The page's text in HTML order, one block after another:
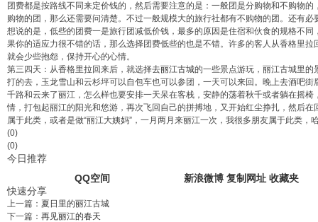
团费都是按路线不同来定价钱的，然后需要注意的是：一般团是分购物和不购物
购物的团，那么还需要问清楚。不过一般规模大的旅行社都有不购物的团。还有
想说的是，低些的团费一是旅行团减低价钱，最多的原因是住宿和伙食的规格不
果你的适应力很不错的话，那么选择团费低些的也是不错。许多的客人从香格里
就会少些抱怨，保持开心的心情。
第三四天：从香格里拉回来后，就选择去丽江古城的一些景点游玩，丽江古城里的
打的去，玉龙雪山和云杉坪可以自包车也可以参团，一天可以来回。晚上去酒吧
千路和云来了丽江，怎么样也要安排一天呆在客栈，安静的荡着秋千或者躺在摇
情，打包起丽江的阳光和悠游，再次飞回自己的拼搏地，又开始红尘挣扎，然后
属于此类，或者是做“丽江大姨妈”，一月两月来丽江一次，我很多朋友属于此类，
(0)
(0)
今日推荐
QQ空间
新浪微博 复制网址 收藏夹
快速分享
上一篇： 夏日里的丽江古城
下一篇： 再见丽江的春天